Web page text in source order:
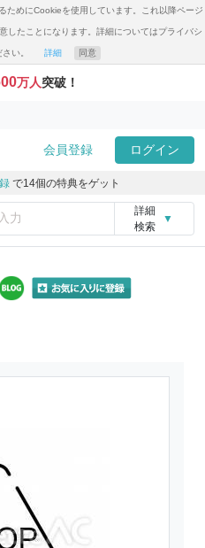
ためにCookieを使用しています。これ以降ページ
したことになります。詳細についてはプライバシ
い。 詳細 同意
万人突破！
会員登録 ログイン
で14個の特典をゲット
詳細
検索
▼